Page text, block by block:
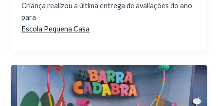
Criança realizou a última entrega de avaliações do ano
para
Escola Pequena Casa